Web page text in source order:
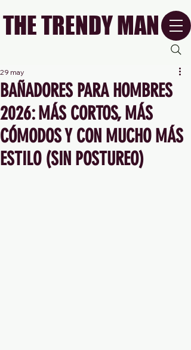
THE TRENDY MAN
BAÑADORES PARA HOMBRES
2026: MÁS CORTOS, MÁS
CÓMODOS Y CON MUCHO MÁS
ESTILO (SIN POSTUREO)
29 may